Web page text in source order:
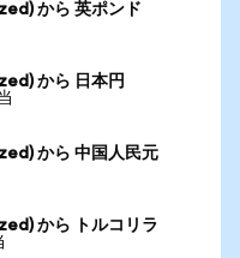
から 英ポンド
から 日本円
から 中国人民元
から トルコリラ